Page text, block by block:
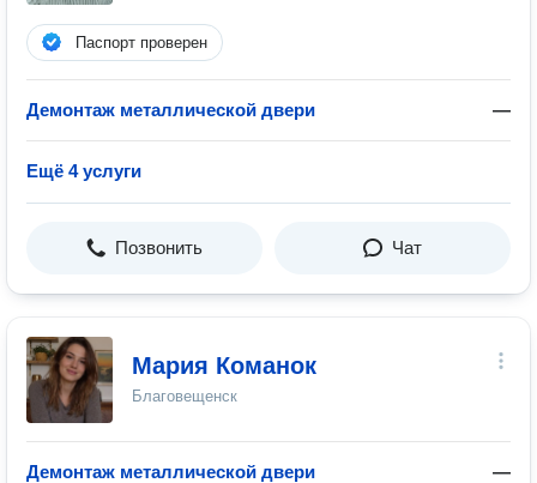
Паспорт проверен
Демонтаж металлической двери —
Ещё 4 услуги
Позвонить Чат
Мария Команок
Благовещенск
Демонтаж металлической двери —